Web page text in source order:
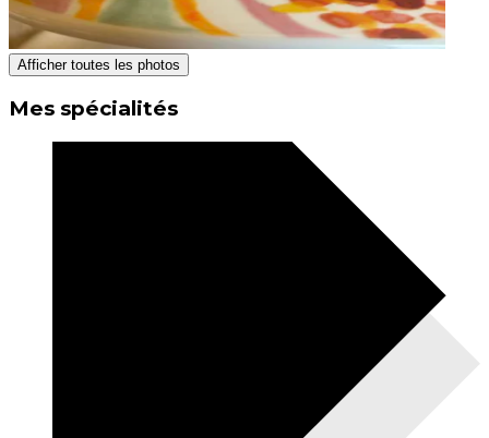
Afficher toutes les photos
Mes spécialités